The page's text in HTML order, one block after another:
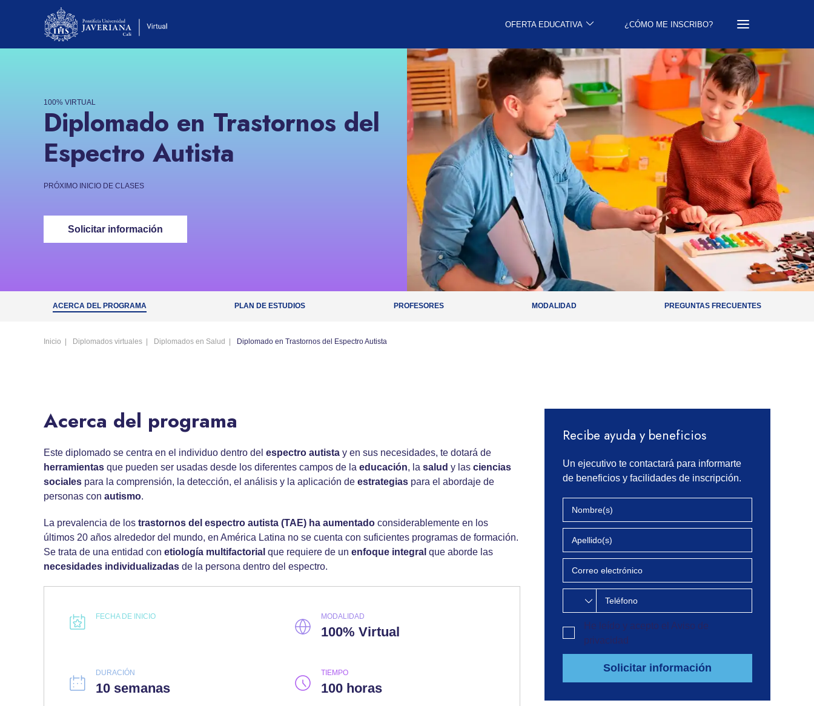
OFERTA EDUCATIVA ¿CÓMO ME INSCRIBO?
100% VIRTUAL
Diplomado en Trastornos del
Espectro Autista
PRÓXIMO INICIO DE CLASES
Solicitar información
ACERCA DEL PROGRAMA PLAN DE ESTUDIOS PROFESORES MODALIDAD PREGUNTAS FRECUENTES
Inicio Diplomados virtuales Diplomados en Salud Diplomado en Trastornos del Espectro Autista
Acerca del programa
Este diplomado se centra en el individuo dentro del espectro autista y en sus necesidades, te dotará de
herramientas que pueden ser usadas desde los diferentes campos de la educación, la salud y las ciencias
sociales para la comprensión, la detección, el análisis y la aplicación de estrategias para el abordaje de
personas con autismo.
La prevalencia de los trastornos del espectro autista (TAE) ha aumentado considerablemente en los
últimos 20 años alrededor del mundo, en América Latina no se cuenta con suficientes programas de formación.
Se trata de una entidad con etiología multifactorial que requiere de un enfoque integral que aborde las
necesidades individualizadas de la persona dentro del espectro.
FECHA DE INICIO MODALIDAD
100% Virtual
DURACIÓN
10 semanas
TIEMPO
100 horas
Recibe ayuda y beneficios
Un ejecutivo te contactará para informarte
de beneficios y facilidades de inscripción.
He leído y acepto el Aviso de
privacidad
Solicitar información